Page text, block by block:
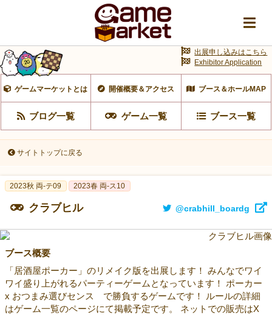
ゲームマーケットとは 開催概要＆アクセス ブース＆ホールMAP
ブログ一覧 ゲーム一覧 ブース一覧
出展申し込みはこちら
Exhibitor Application
サイトトップに戻る
2023秋 両-テ09 2023春 両‐ス10
クラブヒル @crabhill_boardg
ブース概要
「居酒屋ポーカー」のリメイク版を出展します！ みんなでワイ
ワイ盛り上がれるパーティーゲームとなっています！ ポーカー
x おつまみ選びセンス で勝負するゲームです！ ルールの詳細
はゲーム一覧のページにて掲載予定です。 ネットでの販売はX